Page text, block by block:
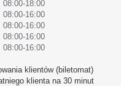
08:00-18:00
08:00-16:00
08:00-16:00
08:00-16:00
08:00-16:00
klientów (biletomat)
klienta na 30 minut